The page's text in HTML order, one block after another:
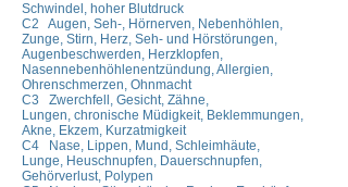
Schwindel, hoher Blutdruck
C2 Augen, Seh-, Hörnerven, Nebenhöhlen,
Zunge, Stirn, Herz, Seh- und Hörstörungen,
Augenbeschwerden, Herzklopfen,
Nasennebenhöhlenentzündung, Allergien,
Ohrenschmerzen, Ohnmacht
C3 Zwerchfell, Gesicht, Zähne,
Lungen, chronische Müdigkeit, Beklemmungen,
Akne, Ekzem, Kurzatmigkeit
C4 Nase, Lippen, Mund, Schleimhäute,
Lunge, Heuschnupfen, Dauerschnupfen,
Gehörverlust, Polypen